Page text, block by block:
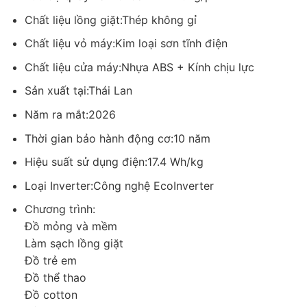
*Hình ảnh chỉ mang tính chất minh họa
Công nghệ giặt
Máy giặt Electrolux này ứng dụng hệ thống công nghệ thông
minh để bảo vệ chất lượng quần áo cũng như sức khỏe người
dùng. Đối với trang phục cao cấp như lụa hay ren,
giảm tác động lên sợi vải, giữ phom dáng và độ bền màu mà
không cần giặt tay. Đặc biệt, công nghệ UltraMix giúp hòa tan
bột giặt và nước xả trước khi đưa vào lồng giặt, nhờ đó tăng
hiệu quả làm sạch và giảm cặn bám trên quần áo.
Chất liệu lồng giặt:Thép không gỉ
Chất liệu vỏ máy:Kim loại sơn tĩnh điện
Chất liệu cửa máy:Nhựa ABS + Kính chịu lực
Sản xuất tại:Thái Lan
Năm ra mắt:2026
Thời gian bảo hành động cơ:10 năm
Hiệu suất sử dụng điện:17.4 Wh/kg
Loại Inverter:Công nghệ EcoInverter
Chương trình:
Đồ mỏng và mềm
Làm sạch lồng giặt
Đồ trẻ em
Đồ thể thao
Đồ cotton